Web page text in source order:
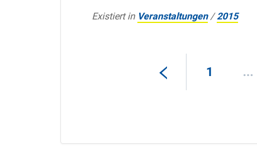
Existiert in Veranstaltungen /2015
1 ...